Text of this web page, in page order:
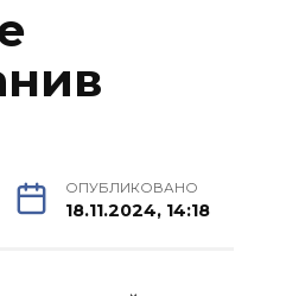
ОПУБЛИКОВАНО
18.11.2024, 14:18